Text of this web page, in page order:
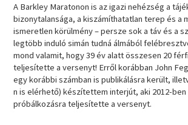
A Barkley Maratonon is az igazi nehézség a
bizonytalansága, a kiszámíthatatlan terep és a
ismeretlen körülmény – persze sok a táv és a
legtöbb induló simán tudná álmából
mond valamit, hogy 39 év alatt összesen 20
teljesítette a versenyt! Erről korábban John
egy korábbi számban is publikálásra került,
n is elérhető) készítettem interjút, aki 2012-
próbálkozásra teljesítette a versenyt.